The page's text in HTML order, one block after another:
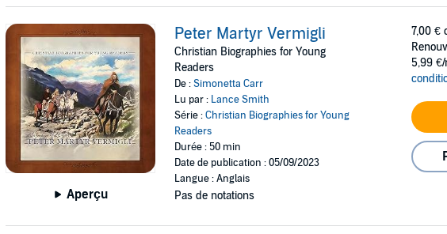
Aperçu
Peter Martyr Vermigli
Christian Biographies for Young
Readers
De :Simonetta Carr
Lu par : Lance Smith
Série :Christian Biographies for Young
Readers
Durée : 50 min
Date de publication : 05/09/2023
Langue : Anglais
Pas de notations
7,00 €
5,99